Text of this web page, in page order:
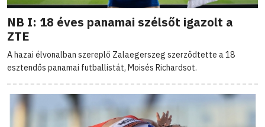
NB I: 18 éves panamai szélsőt igazolt a
ZTE
A hazai élvonalban szereplő Zalaegerszeg szerződtette a 18
esztendős panamai futballistát, Moisés Richardsot.